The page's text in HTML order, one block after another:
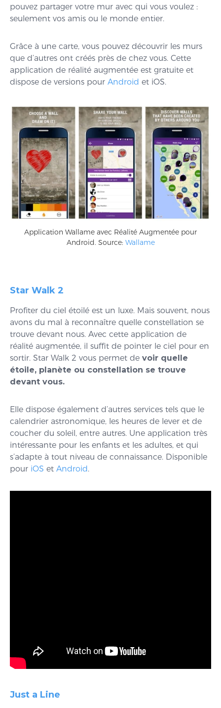
pouvez partager votre mur avec qui vous voulez :
seulement vos amis ou le monde entier.
Grâce à une carte, vous pouvez découvrir les murs
que d’autres ont créés près de chez vous. Cette
application de réalité augmentée est gratuite et
dispose de versions pour Android et iOS.
Application Wallame avec Réalité Augmentée pour
Android. Source: Wallame
Star Walk 2
Profiter du ciel étoilé est un luxe. Mais souvent, nous
avons du mal à reconnaître quelle constellation se
trouve devant nous. Avec cette application de
réalité augmentée, il suffit de pointer le ciel pour en
sortir. Star Walk 2 vous permet de voir quelle
étoile, planète ou constellation se trouve
devant vous.
Elle dispose également d’autres services tels que le
calendrier astronomique, les heures de lever et de
coucher du soleil, entre autres. Une application très
intéressante pour les enfants et les adultes, et qui
s’adapte à tout niveau de connaissance. Disponible
pour iOS et Android.
Just a Line